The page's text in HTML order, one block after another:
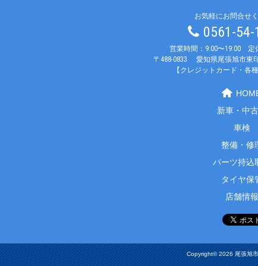
お気軽にお問合せく
0561-
営業時間：9:00〜19:00 定
〒488-0833
愛知県尾張旭市東
【クレジットカード・各
新車・中
車検
整備・修
パーツ持込
タイヤ保
店舗情報
Copyright© 2026 尾張旭